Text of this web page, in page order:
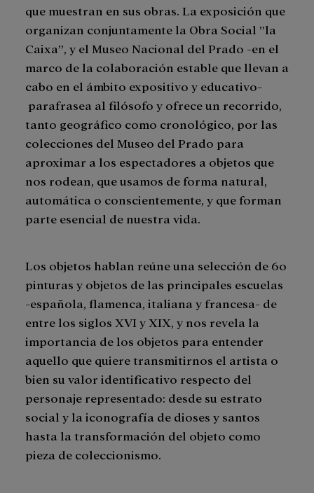
que muestran en sus obras. La exposición que
organizan conjuntamente la Obra Social ”la
Caixa”, y el Museo Nacional del Prado -en el
marco de la colaboración estable que llevan a
cabo en el ámbito expositivo y educativo-
parafrasea al filósofo y ofrece un recorrido,
tanto geográfico como cronológico, por las
colecciones del Museo del Prado para
aproximar a los espectadores a objetos que
nos rodean, que usamos de forma natural,
automática o conscientemente, y que forman
parte esencial de nuestra vida.
Los objetos hablan reúne una selección de 60
pinturas y objetos de las principales escuelas
-española, flamenca, italiana y francesa- de
entre los siglos XVI y XIX, y nos revela la
importancia de los objetos para entender
aquello que quiere transmitirnos el artista o
bien su valor identificativo respecto del
personaje representado: desde su estrato
social y la iconografía de dioses y santos
hasta la transformación del objeto como
pieza de coleccionismo.